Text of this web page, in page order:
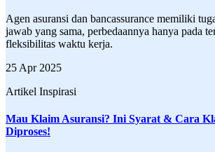
Agen asuransi dan bancassurance memiliki
jawab yang sama, perbedaannya hanya pada
fleksibilitas waktu kerja.
25 Apr 2025
Artikel Inspirasi
Mau Klaim Asuransi? Ini Syarat & Cara
Diproses!